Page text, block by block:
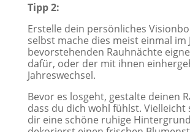
Tipp 2:
Erstelle dein persönliches
selbst mache dies meist einmal im
bevorstehenden Rauhnächte
dafür, oder der mit ihnen
Jahreswechsel.
Bevor es losgeht, gestalte deinen
dass du dich wohl fühlst. Vielleicht
dir eine schöne ruhige